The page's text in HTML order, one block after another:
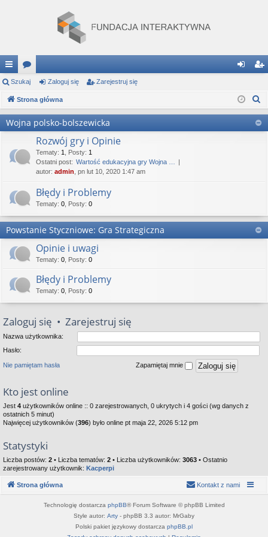
ię
ce
j
or
a og ej
es
Szukaj Zaloguj się Zarejestruj się
Strona główna
Wojna polsko-bolszewicka
Rozwój gry i Opinie
Tematy: 1 Posty: 1
Ostatni post: Wartość edukacyjna gry Wojna …
autor: admin , pn lut 10, 2020 1:47 am
Błędy i Problemy
Tematy: 0 Posty: 0
Powstanie Styczniowe: Gra Strategiczna
Opinie i uwagi
Tematy: 0 Posty: 0
Błędy i Problemy
Tematy: 0 Posty: 0
Zaloguj się • Zarejestruj się
Nazwa użytkownika:
Hasło:
Nie pamiętam hasła Zapamiętaj mnie
Kto jest online
Jest 4 użytkowników online :: 0 zarejestrowanych, 0 ukrytych i 4 gości (wg danych z
ostatnich 5 minut)
Najwięcej użytkowników (396) było online pt maja 22, 2026 5:12 pm
Statystyki
Liczba postów: 2 • Liczba tematów: 2 • Liczba użytkowników: 3063 • Ostatnio
zarejestrowany użytkownik: Kacperpi
Strona główna Kontakt z nami
Technologię dostarcza phpBB® Forum Software © phpBB Limited
Style autor: Arty - phpBB 3.3 autor: MrGaby
Polski pakiet językowy dostarcza phpBB.pl